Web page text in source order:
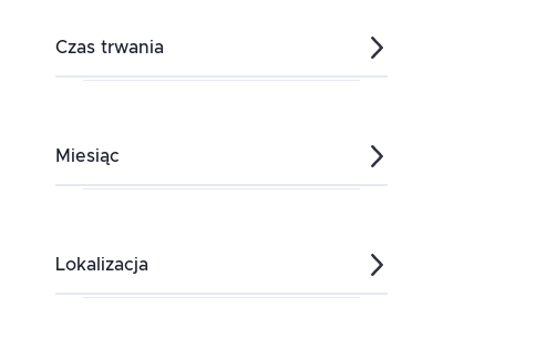
Zaawansowane
ISTQB®
Czas trwania
Miesiąc
Lokalizacja